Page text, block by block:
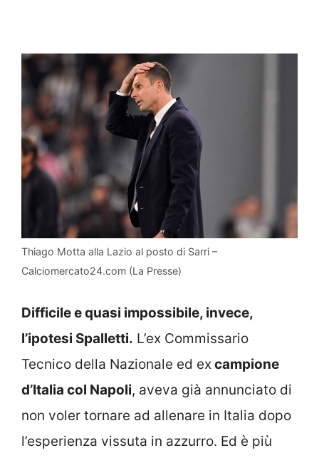
Thiago Motta alla Lazio al posto di Sarri –
Calciomercato24.com (La Presse)
Difficile e quasi impossibile, invece,
l’ipotesi Spalletti. L’ex Commissario
Tecnico della Nazionale ed excampione
d’Italia col Napoli, aveva già annunciato di
non voler tornare ad allenare in Italia dopo
l’esperienza vissuta in azzurro. Ed è più